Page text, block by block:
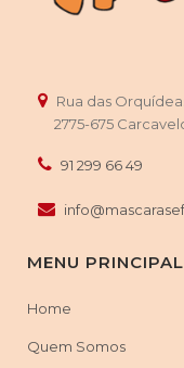
Carnide | Estrela |
| Alcabideche |
Rana |Oeiras| Algés |
Reboleira | Venda Nova |
Rua das
2775-675
91 299 66 49
MENU PRINCIPAL
Home
Quem Somos